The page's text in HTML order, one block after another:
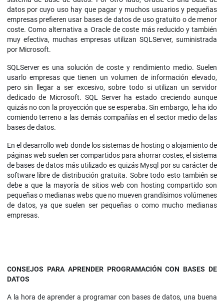
datos por cuyo uso hay que pagar y muchos usuarios y pequeñas
empresas prefieren usar bases de datos de uso gratuito o de menor
coste. Como alternativa a Oracle de coste más reducido y también
muy efectiva, muchas empresas utilizan SQLServer, suministrada
por Microsoft.
SQLServer es una solución de coste y rendimiento medio. Suelen
usarlo empresas que tienen un volumen de información elevado,
pero sin llegar a ser excesivo, sobre todo si utilizan un servidor
dedicado de Microsoft. SQL Server ha estado creciendo aunque
quizás no con la proyección que se esperaba. Sin embargo, le ha ido
comiendo terreno a las demás compañías en el sector medio de las
bases de datos.
En el desarrollo web donde los sistemas de hosting o alojamiento de
páginas web suelen ser compartidos para ahorrar costes, el sistema
de bases de datos más utilizado es quizás Mysql por su carácter de
software libre de distribución gratuita. Sobre todo esto también se
debe a que la mayoría de sitios web con hosting compartido son
pequeñas o medianas webs que no mueven grandísimos volúmenes
de datos, ya que suelen ser pequeñas o como mucho medianas
empresas.
CONSEJOS PARA APRENDER PROGRAMACIÓN CON BASES DE
DATOS
A la hora de aprender a programar con bases de datos, una buena